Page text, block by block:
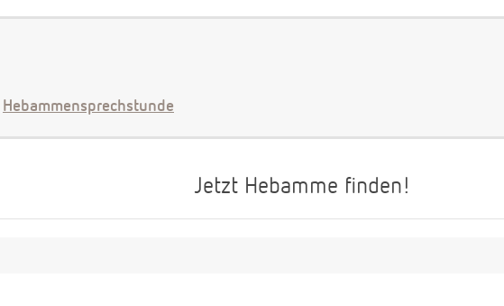
Hebammensprechstunde
Jetzt Hebamme finden!